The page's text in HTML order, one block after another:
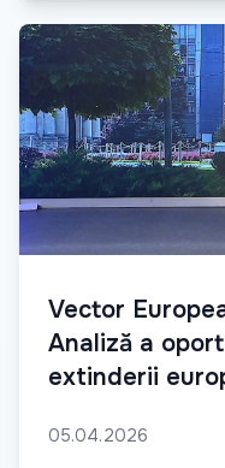
Vector
Analiză a
extinderii
05.04.2026